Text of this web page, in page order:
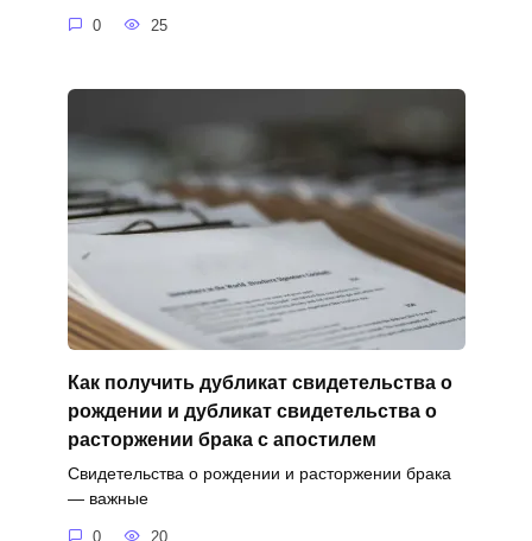
0 25
Как получить дубликат свидетельства о
рождении и дубликат свидетельства о
расторжении брака с апостилем
Свидетельства о рождении и расторжении брака
— важные
0 20